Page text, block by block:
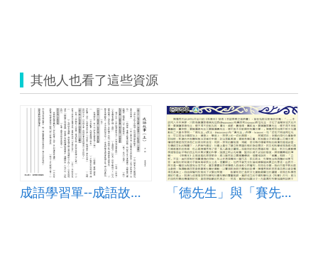
其他人也看了這些資源
成語學習單--成語故事(上) 「德先生」與「賽先生」